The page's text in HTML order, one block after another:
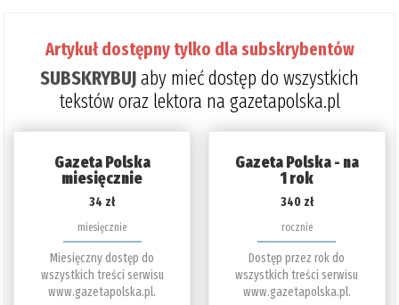
Artykuł dostępny tylko dla subskrybentów
SUBSKRYBUJaby mieć dostęp do wszystkich
tekstów oraz lektora na gazetapolska.pl
Gazeta Polska
miesięcznie
34 zł
miesięcznie
Miesięczny dostęp do
wszystkich treści serwisu
www.gazetapolska.pl.
Gazeta Polska - na
1 rok
340 zł
rocznie
Dostęp przez rok do
wszystkich treści serwisu
www.gazetapolska.pl.